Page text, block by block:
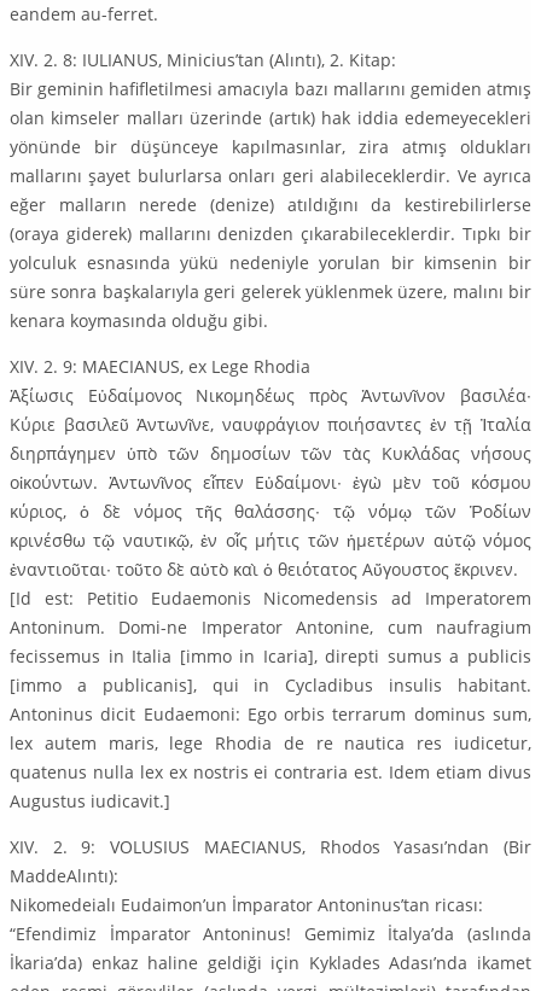
eandem au-ferret.
XIV. 2. 8: IULIANUS, Minicius’tan (Alıntı), 2. Kitap:
Bir geminin hafifletilmesi amacıyla bazı mallarını gemiden atmış
olan kimseler malları üzerinde (artık) hak iddia edemeyecekleri
yönünde bir düşünceye kapılmasınlar, zira atmış oldukları
mallarını şayet bulurlarsa onları geri alabileceklerdir. Ve ayrıca
eğer malların nerede (denize) atıldığını da kestirebilirlerse
(oraya giderek) mallarını denizden çıkarabileceklerdir. Tıpkı bir
yolculuk esnasında yükü nedeniyle yorulan bir kimsenin bir
süre sonra başkalarıyla geri gelerek yüklenmek üzere, malını bir
kenara koymasında olduğu gibi.
XIV. 2. 9: MAECIANUS, ex Lege Rhodia
Ἀξίωσις Εὐδαίμονος Νικομηδέως πρὸς Ἀντωνῖνον βασιλέα∙
Κύριε βασιλεῦ Ἀντωνῖνε, ναυφράγιον ποιήσαντες ἐν τῇ Ἰταλία
διηρπάγημεν ὑπὸ τῶν δημοσίων τῶν τὰς Κυκλάδας νήσους
οἰκούντων. Ἀντωνῖνος εἶπεν Εὐδαίμονι∙ ἐγὼ μὲν τοῦ κόσμου
κύριος, ὁ δὲ νόμος τῆς θαλάσσης∙ τῷ νόμῳ τῶν Ῥοδίων
κρινέσθω τῷ ναυτıκῷ, ἐν οἷς μήτις τῶν ἡμετέρων αὐτῷ νόμος
ἐναντιοῦται∙ τοῦτο δὲ αὐτὸ καὶ ὁ θειότατος Αὔγουστος ἔκρινεν.
[Id est: Petitio Eudaemonis Nicomedensis ad Imperatorem
Antoninum. Domi-ne Imperator Antonine, cum naufragium
fecissemus in Italia [immo in Icaria], direpti sumus a publicis
[immo a publicanis], qui in Cycladibus insulis habitant.
Antoninus dicit Eudaemoni: Ego orbis terrarum dominus sum,
lex autem maris, lege Rhodia de re nautica res iudicetur,
quatenus nulla lex ex nostris ei contraria est. Idem etiam divus
Augustus iudicavit.]
XIV. 2. 9: VOLUSIUS MAECIANUS, Rhodos Yasası’ndan (Bir
MaddeAlıntı):
Nikomedeialı Eudaimon’un İmparator Antoninus’tan ricası:
“Efendimiz İmparator Antoninus! Gemimiz İtalya’da (aslında
İkaria’da) enkaz haline geldiği için Kyklades Adası’nda ikamet